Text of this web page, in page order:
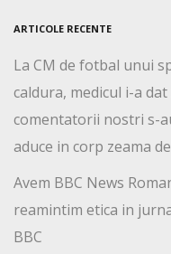
ARTICOLE RECENTE
La CM de fotbal unui
caldura, medicul i-a
comentatorii nostri s-
aduce in corp zeama
Avem BBC News
reamintim etica in
BBC